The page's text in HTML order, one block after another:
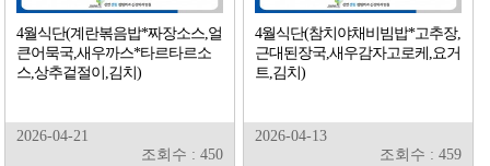
4월식단(계란볶음밥*짜장소스,얼
큰어묵국,새우까스*타르타르소
스,상추겉절이,김치)
2026-04-21
조회수 : 450
4월식단(참치야채비빔밥*고추장,
근대된장국,새우감자고로케,요거
트,김치)
2026-04-13
조회수 : 459